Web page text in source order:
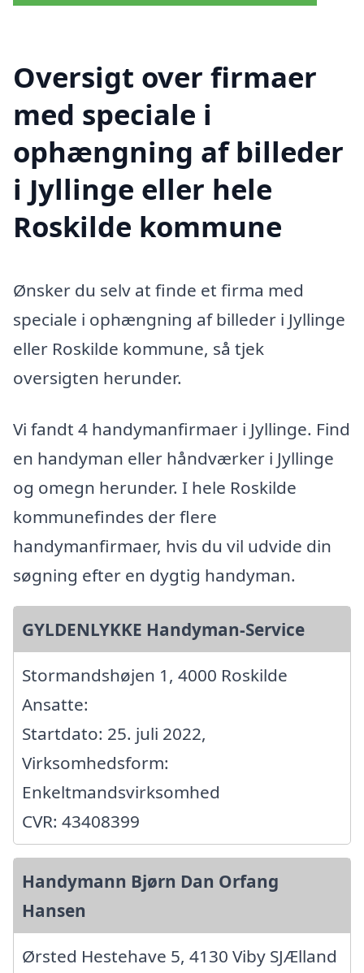
Oversigt over firmaer
med speciale i
ophængning af billeder
i Jyllinge eller hele
Roskilde kommune
Ønsker du selv at finde et firma med
speciale i ophængning af billeder i Jyllinge
eller Roskilde kommune, så tjek
oversigten herunder.
Vi fandt 4 handymanfirmaer i Jyllinge. Find
en handyman eller håndværker i Jyllinge
og omegn herunder. I hele Roskilde
kommunefindes der flere
handymanfirmaer, hvis du vil udvide din
søgning efter en dygtig handyman.
GYLDENLYKKE Handyman-Service
Stormandshøjen 1, 4000 Roskilde
Ansatte:
Startdato: 25. juli 2022,
Virksomhedsform:
Enkeltmandsvirksomhed
CVR: 43408399
Handymann Bjørn Dan Orfang
Hansen
Ørsted Hestehave 5, 4130 Viby SJÆlland